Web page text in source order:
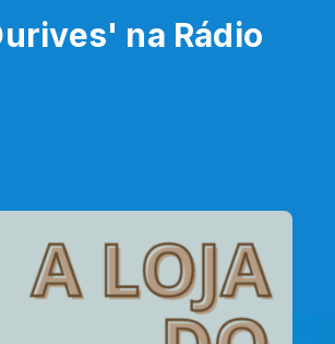
na Rádio